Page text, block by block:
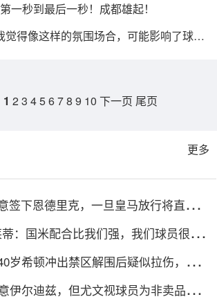
一秒到最后一秒！成都雄起！
觉得像这样的氛围场合，可能影响了球员
1 2 3 45678 9 10 下一页 尾页
更多
签下恩德里克，一旦皇马放行将直接加
：国米配合比我们强，我们球员很棒
岁希顿冲出禁区解围后疑似拉伤，被换
伊尔迪兹，但尤文视球员为非卖品，除